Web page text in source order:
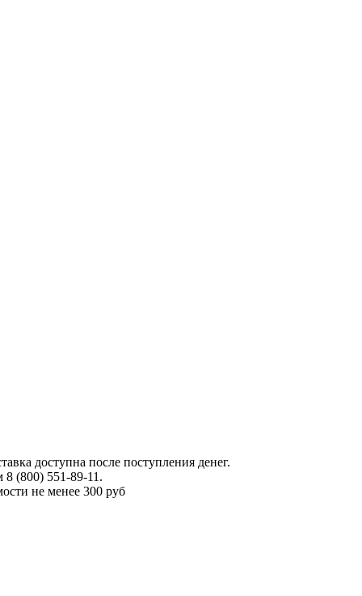
доступна после поступления денег.
(800) 551-89-11.
не менее 300 руб